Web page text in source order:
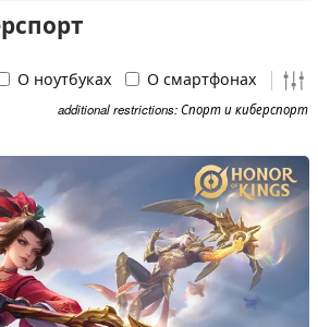
О ноутбуках О смартфонах
additional restrictions: Спорт и киберспорт